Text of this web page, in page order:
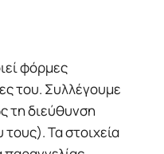
φόρμες
του. Συλλέγουμε
τη διεύθυνση
Τα στοιχεία